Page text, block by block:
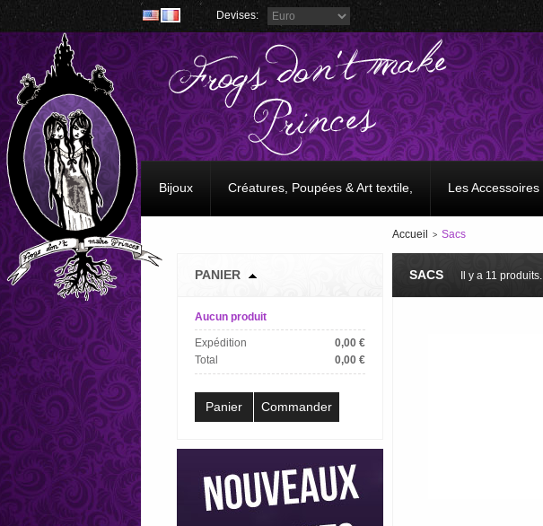
Frogs don't make Princes
Devises:
Bijoux Créatures, Poupées & Art textile, Les Accessoires
PANIER
Aucun produit
Expédition
0,00 €
Total
0,00 €
Panier Commander
Accueil > Sacs
SACS Il y a 11 produits.